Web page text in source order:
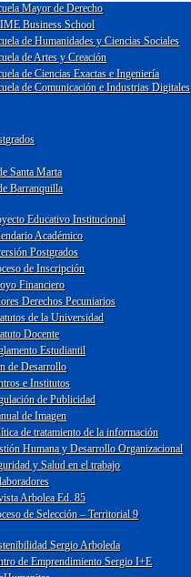
Mayor de Derecho
Business School
de Humanidades y Ciencias Sociales
de Artes y Creación
de Ciencias Exactas e Ingeniería
de Comunicación e Industrias Digitales
Santa Marta
Barranquilla
Educativo Institucional
Académico
Postgrados
de Inscripción
Financiero
Derechos Pecuniarios
de la Universidad
Docente
Estudiantil
de Desarrollo
e Institutos
de Publicidad
de Imagen
de tratamiento de la información
Humana y Desarrollo Organizacional
y Salud en el trabajo
Arbolea Ed. 85
de Selección – Territorial 9
Sergio Arboleda
de Emprendimiento Sergio I+E